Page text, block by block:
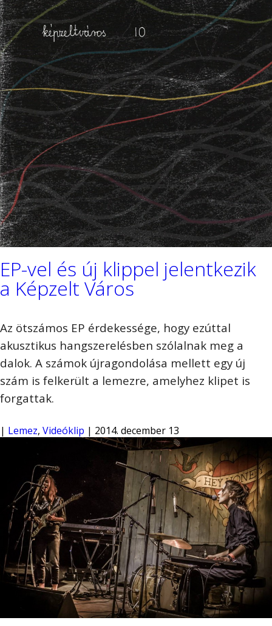
EP-vel és új klippel jelentkezik
a Képzelt Város
Az ötszámos EP érdekessége, hogy ezúttal
akusztikus hangszerelésben szólalnak meg a
dalok. A számok újragondolása mellett egy új
szám is felkerült a lemezre, amelyhez klipet is
forgattak.
| Lemez, Videóklip | 2014. december 13